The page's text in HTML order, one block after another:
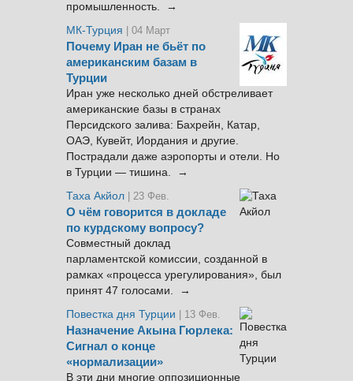
промышленность. →
МК-Турция
| 04 Март
Почему Иран не бьёт по
американским базам в
Турции
Иран уже несколько дней обстреливает
американские базы в странах
Персидского залива: Бахрейн, Катар,
ОАЭ, Кувейт, Иордания и другие.
Пострадали даже аэропорты и отели. Но
в Турции — тишина. →
Таха Акйол | 23 Фев.
О чём говорится в докладе
по курдскому вопросу?
Совместный доклад
парламентской комиссии, созданной в
рамках «процесса урегулирования», был
принят 47 голосами. →
Повестка дня Турции
| 13 Фев.
Назначение Акына Гюрлека:
Сигнал о конце
«нормализации»
В эти дни многие оппозиционные